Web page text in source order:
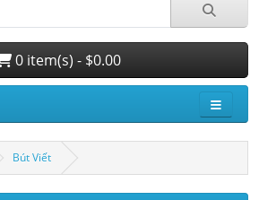
0 item(s) - $0.00
Bút Viết